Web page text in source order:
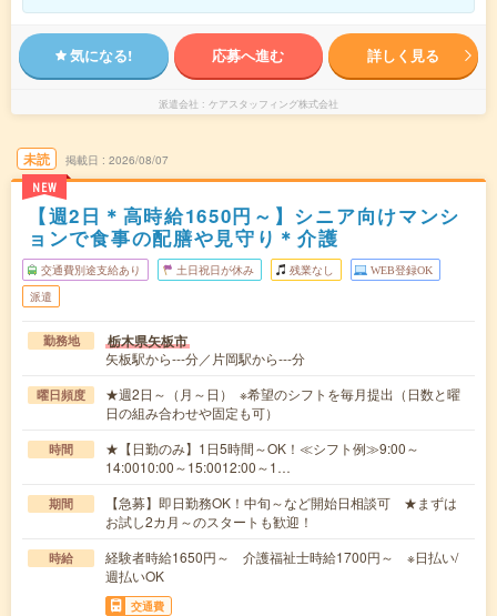
気になる! 応募へ進む 詳しく見る
派遣会社 ケアスタッフィング株式会社
未読
NEW
掲載日 2026/08/07
【週2日＊高時給1650円～】シニア向けマンシ
ョンで食事の配膳や見守り＊介護
交通費別途支給あり 土日祝日が休み 残業なし WEB登録OK
派遣
勤務地 栃木県矢板市
矢板駅から---分／片岡駅から---分
曜日頻度
★週2日～（月～日） ※希望のシフトを毎月提出（日数と曜
日の組み合わせや固定も可）
時間
★【日勤のみ】1日5時間～OK！≪シフト例≫9:00～
14:0010:00～15:0012:00～1…
期間
【急募】即日勤務OK！中旬～など開始日相談可 ★まずは
お試し2カ月～のスタートも歓迎！
時給
経験者時給1650円～ 介護福祉士時給1700円～ ※日払い/
週払いOK
交通費